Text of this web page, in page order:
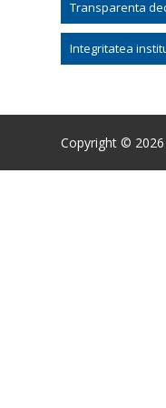
Transparenta
Integritatea
Copyright © 2026